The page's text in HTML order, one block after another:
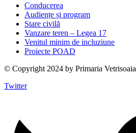
Conducerea
Audiențe și program
Stare civilă
Vanzare teren – Legea 17
Venitul minim de incluziune
Proiecte POAD
© Copyright 2024 by Primaria Vetrisoaia
Twitter